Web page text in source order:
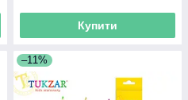
Купити
–11%